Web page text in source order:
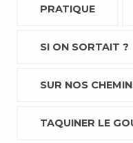
PRATIQUE
SI ON SORTAIT ?
SUR NOS
TAQUINER LE